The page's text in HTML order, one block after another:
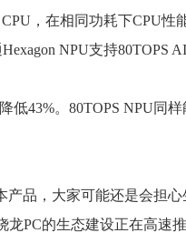
，在相同功耗下CPU性
NPU支持80TOPS
低43%。80TOPS NPU同
品，大家可能还是会担
PC的生态建设正在高速推